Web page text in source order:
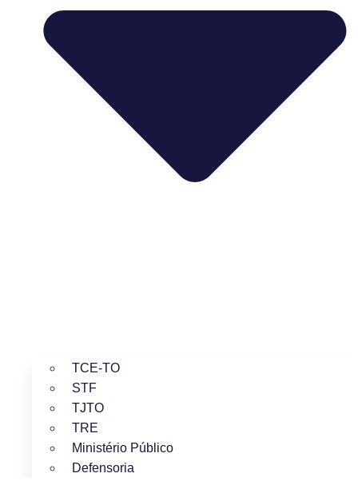
TCE-TO
STF
TJTO
TRE
Ministério Público
Defensoria